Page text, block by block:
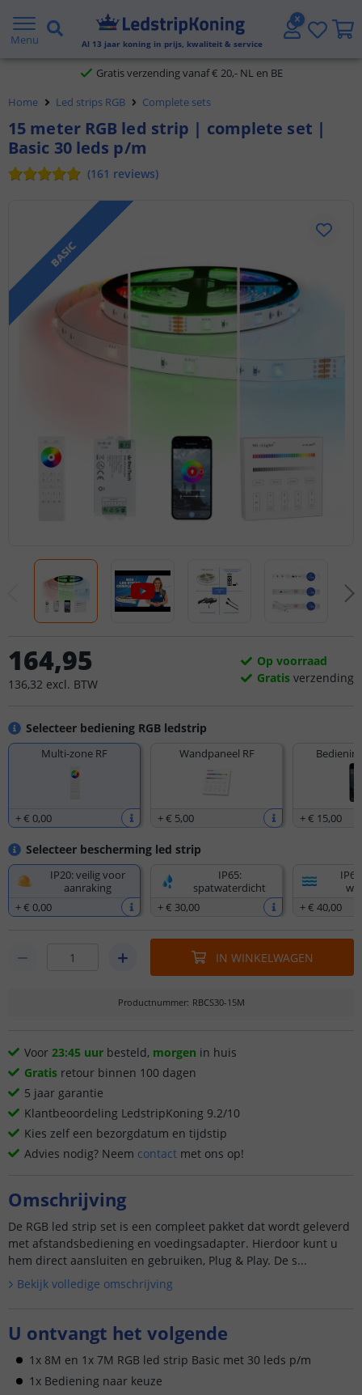
Menu Al 13 jaar koning in prijs, kwaliteit & service
5 jaar garantie
Gratis verzending vanaf € 20,- NL en BE
Voor 23:45 uur besteld, morgen in huis
Home Led strips RGB Complete sets
15 meter RGB led strip | complete set |
Basic 30 leds p/m
(161 reviews)
BASIC
Selecteer bediening RGB ledstrip
Multi-zone RF
+€ 0,00
Wandpaneel RF
+€ 5,00 +€ 15,00
Selecteer bescherming led strip
IP20: veilig voor
aanraking
+€ 0,00
IP65:
spatwaterdicht
+€ 30,00
+€ 40,00
164,95
136,32 excl. BTW
Op voorraad
Gratis verzending
IN WINKELWAGEN
Productnummer: RBCS30-15M
Voor 23:45 uur besteld, morgen in huis
Gratis retour binnen 100 dagen
5 jaar garantie
Klantbeoordeling LedstripKoning 9.2/10
Kies zelf een bezorgdatum en tijdstip
Advies nodig? Neem contact met ons op!
Omschrijving
De RGB led strip set is een compleet pakket dat wordt geleverd
met afstandsbediening en voedingsadapter. Hierdoor kunt u
hem direct aansluiten en gebruiken, Plug & Play. De s...
Bekijk volledige omschrijving
U ontvangt het volgende
1x 8M en 1x 7M RGB led strip Basic met 30 leds p/m
1x Bediening naar keuze